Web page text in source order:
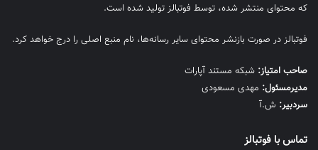
که محتوای منتشر شده، توسط فوتبالز تولید شده است.
فوتبالز در صورت بازنشر محتوای سایر رسانه‌ها، نام منبع اصلی را درج خواهد کرد.
صاحب امتیاز: شبکه مستند آپارات
مديرمسئول: مهدی مسعودی
سردبیر: ش.آ
تماس با فوتبالز